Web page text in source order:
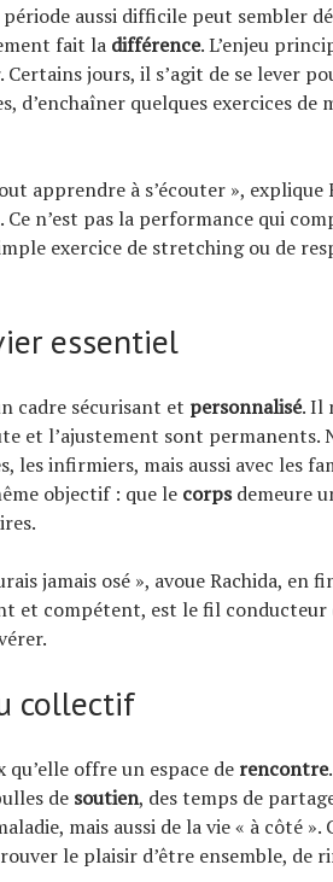
aussi difficile peut sembler
fait la différence. L’enjeu
jours, il s’agit de se lever
d’enchaîner quelques exercices de
apprendre à s’écouter », explique
n’est pas la performance qui
exercice de stretching ou de
essentiel
cadre sécurisant et personnalisé. Il
et l’ajustement sont permanents.
les infirmiers, mais aussi avec les
objectif : que le corpsdemeure
jamais osé », avoue Rachida, en
et compétent, est le fil
collectif
qu’elle offre un espace de rencontre
de soutien, des temps de
mais aussi de la vie « à côté ».
le plaisir d’être ensemble, de